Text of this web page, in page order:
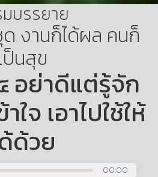
บรรยาย
งานก็ได้ผล คนก็
ป็นสุข
อย่าดีแต่รู้จัก
ใจ เอาไปใช้ให้
ด้วย
00:00